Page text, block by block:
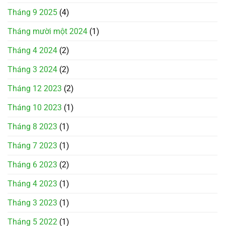
Tháng 9 2025 (4)
Tháng mười một 2024 (1)
Tháng 4 2024 (2)
Tháng 3 2024 (2)
Tháng 12 2023 (2)
Tháng 10 2023 (1)
Tháng 8 2023 (1)
Tháng 7 2023 (1)
Tháng 6 2023 (2)
Tháng 4 2023 (1)
Tháng 3 2023 (1)
Tháng 5 2022 (1)